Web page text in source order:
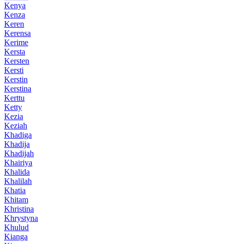
Kenya
Kenza
Keren
Kerensa
Kerime
Kersta
Kersten
Kersti
Kerstin
Kerstina
Kerttu
Ketty
Kezia
Keziah
Khadiga
Khadija
Khadijah
Khairiya
Khalida
Khalilah
Khatia
Khitam
Khristina
Khrystyna
Khulud
Kianga